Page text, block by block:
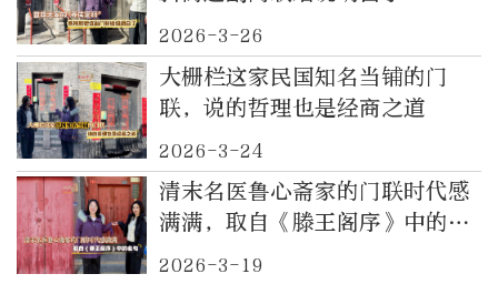
2026-3-26
大栅栏这家民国知名当铺的门
联，说的哲理也是经商之道
2026-3-24
清末名医鲁心斋家的门联时代感
满满，取自《滕王阁序》中的名
句
2026-3-19